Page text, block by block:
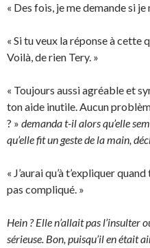
« Des fois, je me demande si
« Si tu veux la réponse à cette
Voilà, de rien Tery. »
« Toujours aussi agréable et
ton aide inutile. Aucun
? » demanda t-il alors qu’elle
qu’elle fit un geste de la main,
« J’aurai qu’à t’expliquer
pas compliqué. »
Hein ? Elle n’allait pas l’insulter
sérieuse. Bon, puisqu’il en était